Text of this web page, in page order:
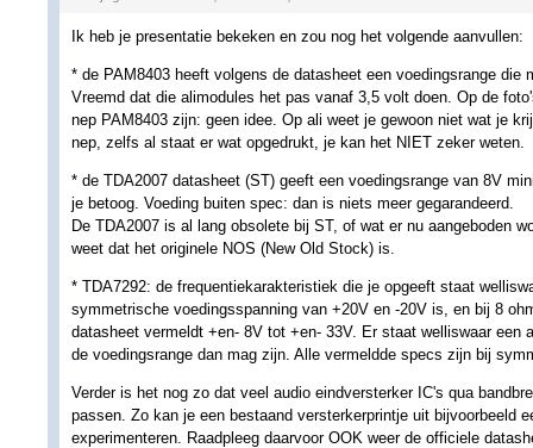
Ik heb je presentatie bekeken en zou nog het volgende aanvullen:
* de PAM8403 heeft volgens de datasheet een voedingsrange die
Vreemd dat die alimodules het pas vanaf 3,5 volt doen. Op de
nep PAM8403 zijn: geen idee. Op ali weet je gewoon niet wat je
nep, zelfs al staat er wat opgedrukt, je kan het NIET zeker weten.
* de TDA2007 datasheet (ST) geeft een voedingsrange van 8V
je betoog. Voeding buiten spec: dan is niets meer gegarandeerd.
De TDA2007 is al lang obsolete bij ST, of wat er nu aangeboden
weet dat het originele NOS (New Old Stock) is.
* TDA7292: de frequentiekarakteristiek die je opgeeft staat
symmetrische voedingsspanning van +20V en -20V is, en bij 8
datasheet vermeldt +en- 8V tot +en- 33V. Er staat welliswaar
de voedingsrange dan mag zijn. Alle vermeldde specs zijn bij
Verder is het nog zo dat veel audio eindversterker IC's qua
passen. Zo kan je een bestaand versterkerprintje uit bijvoorbeeld
experimenteren. Raadpleeg daarvoor OOK weer de officiele